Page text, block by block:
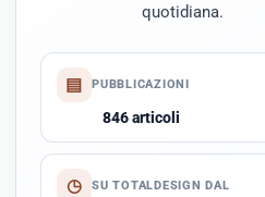
quotidiana.
▤ PUBBLICAZIONI
846 articoli
◷ SU TOTALDESIGN DAL